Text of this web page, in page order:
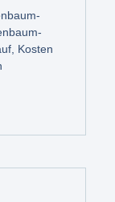
Kosten